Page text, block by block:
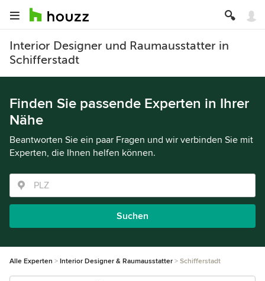
Interior Designer und Raumausstatter in
Schifferstadt
Finden Sie passende Experten in Ihrer
Nähe
Beantworten Sie ein paar Fragen und wir verbinden Sie mit
Experten, die Ihnen helfen können.
Suchen
Alle Experten Interior Designer & Raumausstatter Schifferstadt